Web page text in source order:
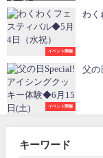
イベント開催
わく
イベント開催
父の
キーワード